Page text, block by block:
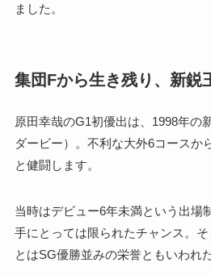
ました。
集団Fから生き残り、新鋭
原田幸哉のG1初優出は、1998年の
ダービー）。不利な大外6コースか
と健闘します。
当時はデビュー6年未満という出場
手にとっては限られたチャンス。
とはSG優勝並みの栄誉ともいわれ